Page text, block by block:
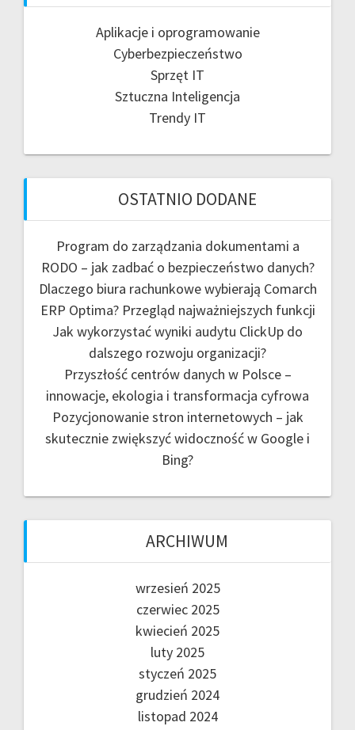
Aplikacje i oprogramowanie
Cyberbezpieczeństwo
Sprzęt IT
Sztuczna Inteligencja
Trendy IT
OSTATNIO DODANE
Program do zarządzania dokumentami a
RODO – jak zadbać o bezpieczeństwo danych?
Dlaczego biura rachunkowe wybierają Comarch
ERP Optima? Przegląd najważniejszych funkcji
Jak wykorzystać wyniki audytu ClickUp do
dalszego rozwoju organizacji?
Przyszłość centrów danych w Polsce –
innowacje, ekologia i transformacja cyfrowa
Pozycjonowanie stron internetowych – jak
skutecznie zwiększyć widoczność w Google i
Bing?
ARCHIWUM
wrzesień 2025
czerwiec 2025
kwiecień 2025
luty 2025
styczeń 2025
grudzień 2024
listopad 2024